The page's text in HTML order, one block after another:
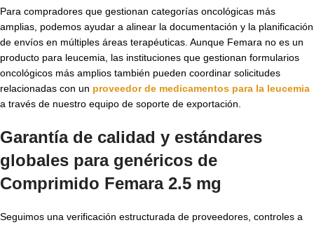
Para compradores que gestionan categorías oncológicas más
amplias, podemos ayudar a alinear la documentación y la planificación
de envíos en múltiples áreas terapéuticas. Aunque Femara no es un
producto para leucemia, las instituciones que gestionan formularios
oncológicos más amplios también pueden coordinar solicitudes
relacionadas con un proveedor de medicamentos para la leucemia
a través de nuestro equipo de soporte de exportación.
Garantía de calidad y estándares
globales para genéricos de
Comprimido Femara 2.5 mg
Seguimos una verificación estructurada de proveedores, controles a